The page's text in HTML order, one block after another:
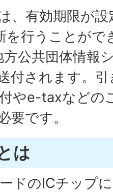
、有効期限が
を行うことがで
公共団体情報
付されます。
やe-taxなどの
要です。
は
ドのICチップ